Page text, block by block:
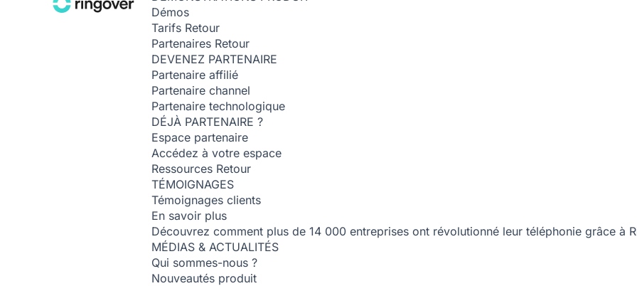
Démos
Tarifs Retour
Partenaires Retour
DEVENEZ PARTENAIRE
Partenaire affilié
Partenaire channel
Partenaire technologique
DÉJÀ PARTENAIRE ?
Espace partenaire
Accédez à votre espace
Ressources Retour
TÉMOIGNAGES
Témoignages clients
En savoir plus
Découvrez comment plus de 14 000 entreprises ont révolutionné leur téléphonie grâce à
MÉDIAS & ACTUALITÉS
Qui sommes-nous ?
Nouveautés produit